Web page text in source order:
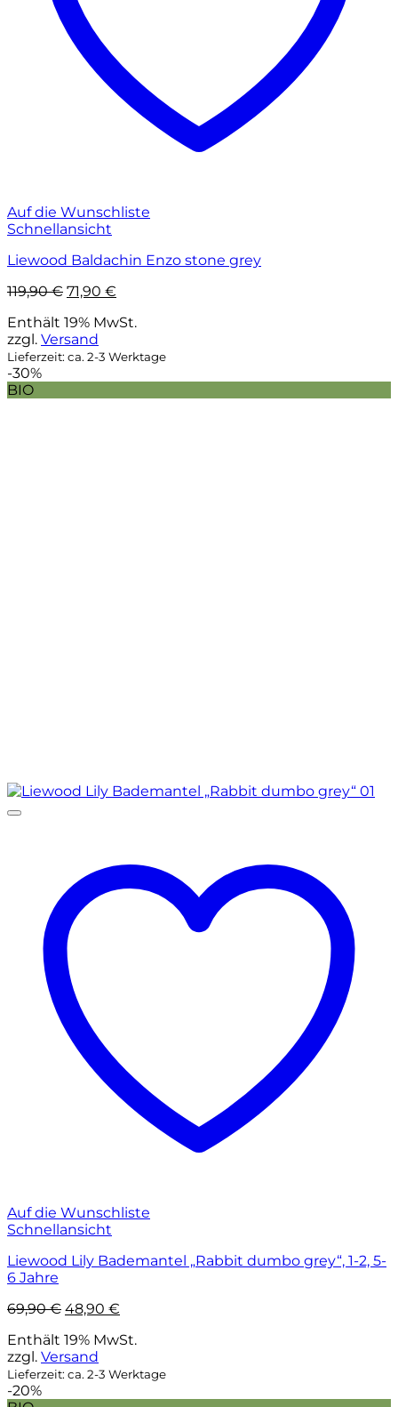
Auf die Wunschliste
Schnellansicht
Liewood Baldachin Enzo stone grey
119,90€ Ursprünglicher
war:
119,90 €
71,90 €
ist:
Enthält 19% MwSt.
zzgl. Versand
Lieferzeit: ca. 2-3 Werktage
-30%
BIO
Auf die Wunschliste
Schnellansicht
Liewood Lily Bademantel „Rabbit dumbo grey“, 1-2, 5-
6 Jahre
69,90€ Ursprünglicher
war:
69,90 €
48,90 €
ist:
Enthält 19% MwSt.
zzgl. Versand
Lieferzeit: ca. 2-3 Werktage
-20%